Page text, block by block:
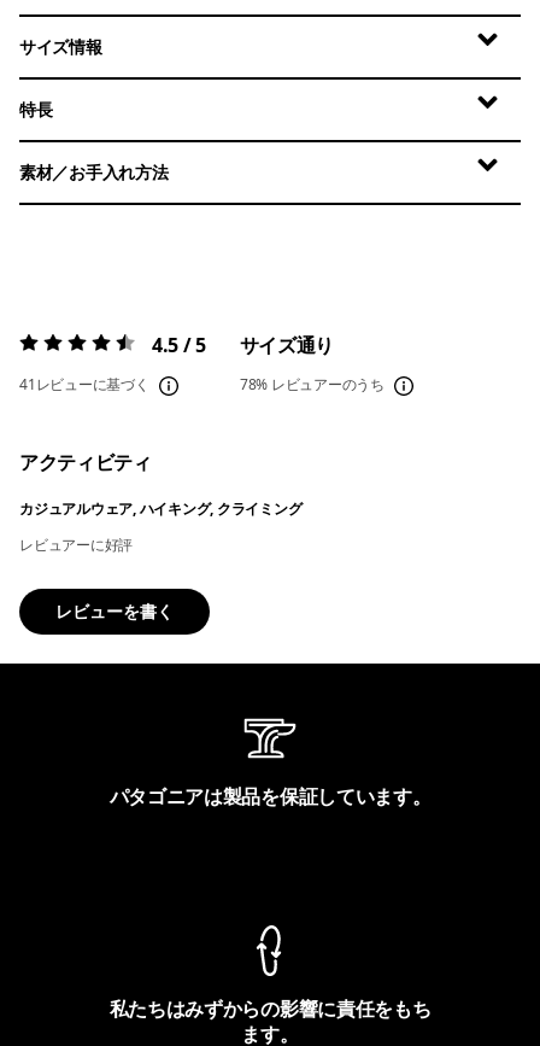
サイズ情報
特長
素材／お手入れ方法
評価:4.5 / 5 4.5 / 5
41レビューに基づく
サイズ通り
78% レビュアーのうち
アクティビティ
カジュアルウェア, ハイキング, クライミング
レビュアーに好評
レビューを書く
パタゴニアは製品を保証しています。
私たちはみずからの影響に責任をもち
ます。